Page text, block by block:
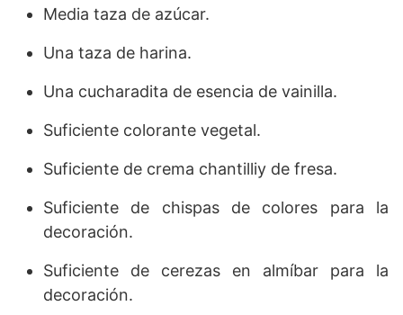
Media taza de azúcar.
Una taza de harina.
Una cucharadita de esencia de vainilla.
Suficiente colorante vegetal.
Suficiente de crema chantilliy de fresa.
Suficiente de chispas de colores para la
decoración.
Suficiente de cerezas en almíbar para la
decoración.